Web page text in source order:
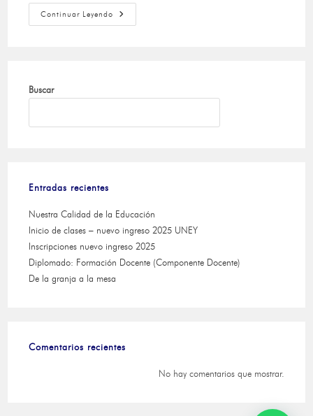
Continuar Leyendo
Buscar
Entradas recientes
Nuestra Calidad de la Educación
Inicio de clases – nuevo ingreso 2025 UNEY
Inscripciones nuevo ingreso 2025
Diplomado: Formación Docente (Componente Docente)
De la granja a la mesa
Comentarios recientes
No hay comentarios que mostrar.